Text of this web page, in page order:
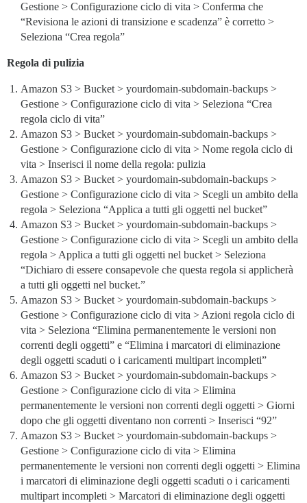
Gestione > Configurazione ciclo di vita > Conferma che
“Revisiona le azioni di transizione e scadenza” è corretto >
Seleziona “Crea regola”
Regola di pulizia
Amazon S3 > Bucket > yourdomain-subdomain-backups >
Gestione > Configurazione ciclo di vita > Seleziona “Crea
regola ciclo di vita”
Amazon S3 > Bucket > yourdomain-subdomain-backups >
Gestione > Configurazione ciclo di vita > Nome regola ciclo di
vita > Inserisci il nome della regola: pulizia
Amazon S3 > Bucket > yourdomain-subdomain-backups >
Gestione > Configurazione ciclo di vita > Scegli un ambito della
regola > Seleziona “Applica a tutti gli oggetti nel bucket”
Amazon S3 > Bucket > yourdomain-subdomain-backups >
Gestione > Configurazione ciclo di vita > Scegli un ambito della
regola > Applica a tutti gli oggetti nel bucket > Seleziona
“Dichiaro di essere consapevole che questa regola si applicherà
a tutti gli oggetti nel bucket.”
Amazon S3 > Bucket > yourdomain-subdomain-backups >
Gestione > Configurazione ciclo di vita > Azioni regola ciclo di
vita > Seleziona “Elimina permanentemente le versioni non
correnti degli oggetti” e “Elimina i marcatori di eliminazione
degli oggetti scaduti o i caricamenti multipart incompleti”
Amazon S3 > Bucket > yourdomain-subdomain-backups >
Gestione > Configurazione ciclo di vita > Elimina
permanentemente le versioni non correnti degli oggetti > Giorni
dopo che gli oggetti diventano non correnti > Inserisci “92”
Amazon S3 > Bucket > yourdomain-subdomain-backups >
Gestione > Configurazione ciclo di vita > Elimina
permanentemente le versioni non correnti degli oggetti > Elimina
i marcatori di eliminazione degli oggetti scaduti o i caricamenti
multipart incompleti > Marcatori di eliminazione degli oggetti